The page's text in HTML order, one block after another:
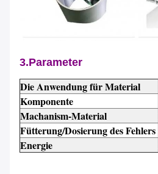
3.Parameter
Die Anwendung für Material
Komponente
Machanism-Material
Fütterung/Dosierung des Fehlers
Energie